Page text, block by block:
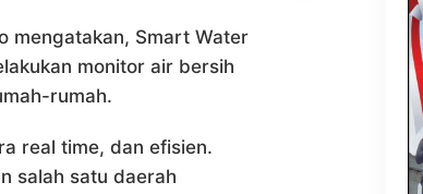
mengatakan, Smart Water
monitor air bersih
rumah.
real time, dan efisien.
salah satu daerah